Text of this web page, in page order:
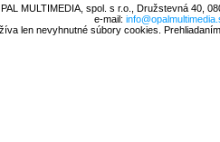
MULTIMEDIA, spol. s r.o., Družstevná 40,
e-mail:
len nevyhnutné súbory cookies.